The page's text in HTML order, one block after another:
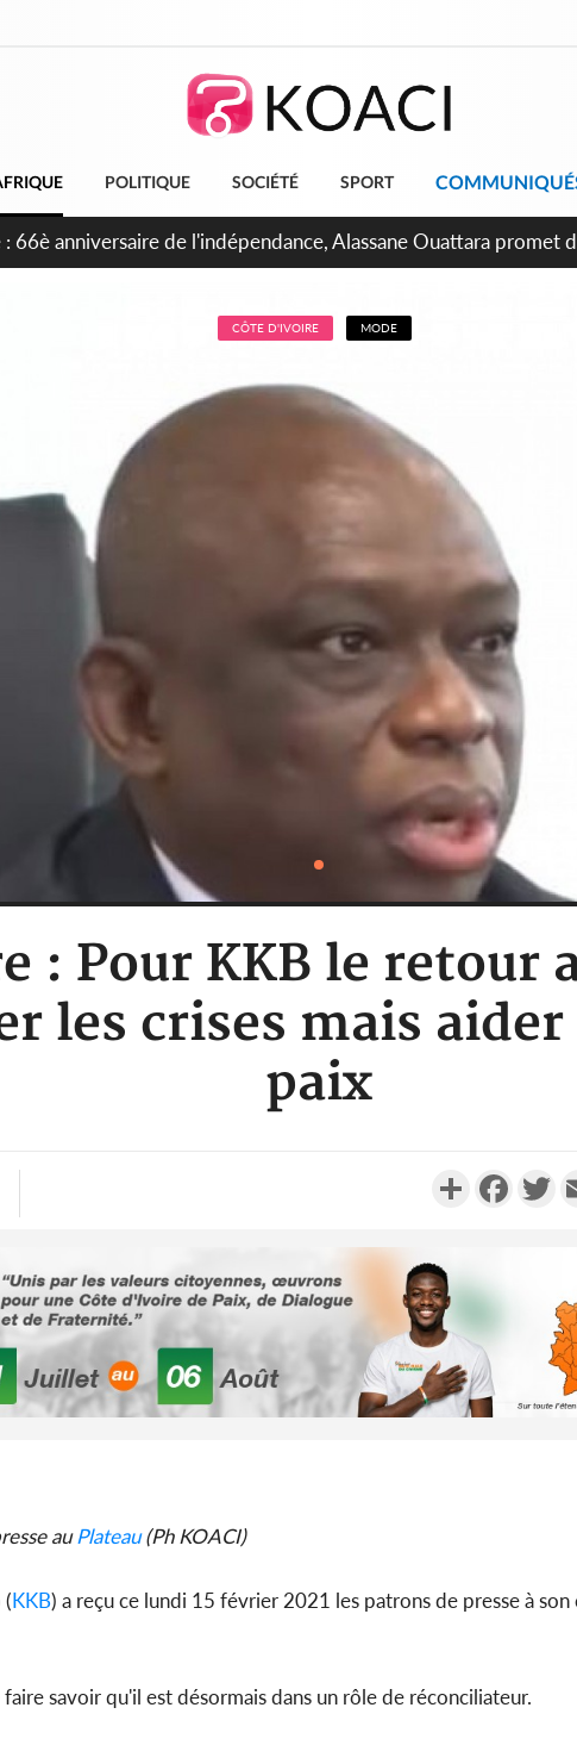
POLITIQUE SOCIÉTÉ SPORT
À Abidjan, Amadou Oury Bah admire le modèle ivoirien et veut
CÔTE D'IVOIRE MODE
: Pour KKB le retour
les crises mais
paix
Partager
auPlateau(Ph KOACI)
(KKB) a reçu ce lundi 15 février 2021 les patrons de presse à son
savoir qu'il est désormais dans un rôle de réconciliateur.
Côte
la
Côte